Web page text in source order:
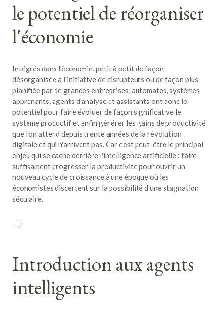
le potentiel de réorganiser
l'économie
Intégrés dans l'économie, petit à petit de façon
désorganisée à l'initiative de disrupteurs ou de façon plus
planifiée par de grandes entreprises, automates, systèmes
apprenants, agents d'analyse et assistants ont donc le
potentiel pour faire évoluer de façon significative le
système productif et enfin générer les gains de productivité
que l'on attend depuis trente années de la révolution
digitale et qui n'arrivent pas. Car c'est peut-être le principal
enjeu qui se cache derrière l'intelligence artificielle : faire
suffisament progresser la productivité pour ouvrir un
nouveau cycle de croissance à une époque où les
économistes discertent sur la possibilité d'une stagnation
séculaire.
Introduction aux agents
intelligents